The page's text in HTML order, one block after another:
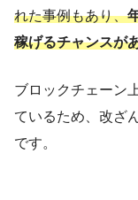
れた事例もあり、
稼げるチャンスが
ブロックチェーン
ているため、改ざ
です。